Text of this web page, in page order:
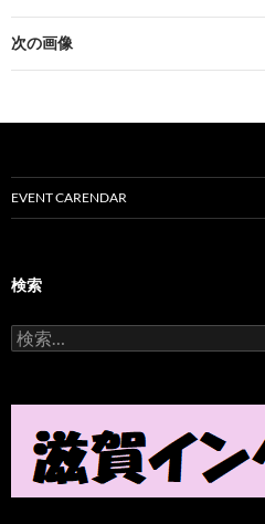
次の画像
EVENT CARENDAR
検索
検
索